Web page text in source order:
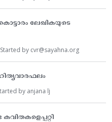
ലേഖികയുടെ
Started by cvr@sayahna.org
by anjana lj